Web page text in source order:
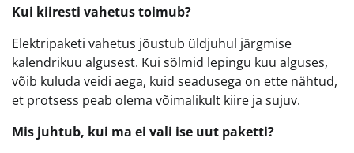
Kui kiiresti vahetus toimub?
Elektripaketi vahetus jõustub üldjuhul järgmise
kalendrikuu algusest. Kui sõlmid lepingu kuu alguses,
võib kuluda veidi aega, kuid seadusega on ette nähtud,
et protsess peab olema võimalikult kiire ja sujuv.
Mis juhtub, kui ma ei vali ise uut paketti?